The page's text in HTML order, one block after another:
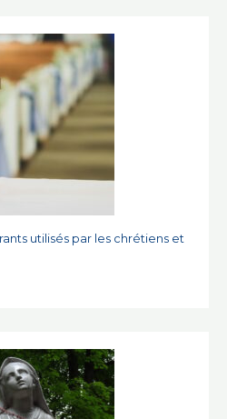
utilisés par les chrétiens et